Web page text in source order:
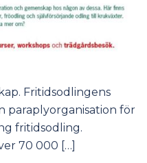
Fritidsodlingens
paraplyorganisation för
fritidsodling.
70 000 […]